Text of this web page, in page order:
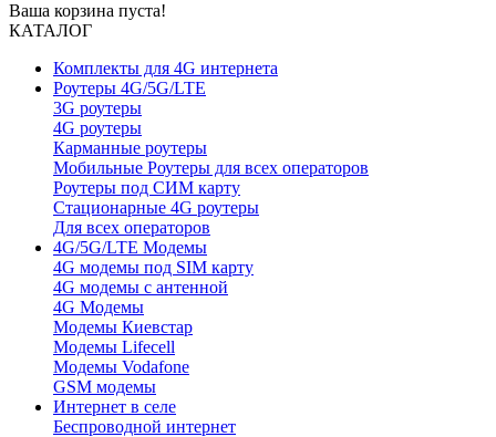
Ваша корзина пуста!
КАТАЛОГ
Комплекты для 4G интернета
Роутеры 4G/5G/LTE
3G роутеры
4G роутеры
Карманные роутеры
Мобильные Роутеры для всех операторов
Роутеры под СИМ карту
Стационарные 4G роутеры
Для всех операторов
4G/5G/LTE Модемы
4G модемы под SIM карту
4G модемы с антенной
4G Модемы
Модемы Киевстар
Модемы Lifecell
Модемы Vodafone
GSM модемы
Интернет в селе
Беспроводной интернет